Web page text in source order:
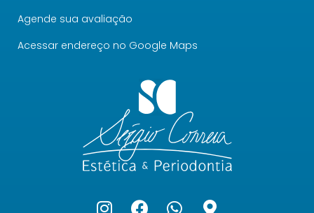
Agende sua avaliação
Acessar endereço no Google Maps